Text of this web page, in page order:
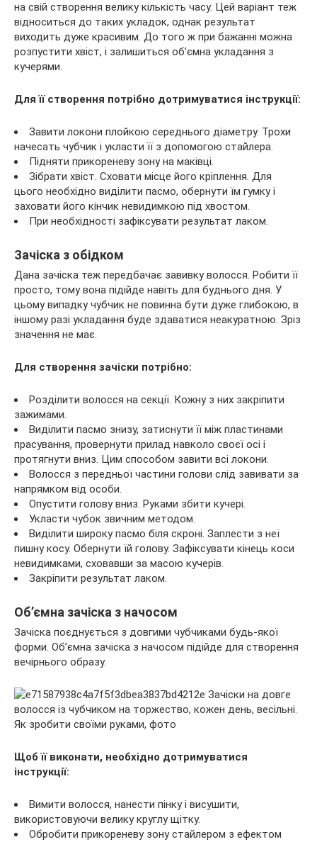
на свій створення велику кількість часу. Цей варіант теж
відноситься до таких укладок, однак результат
виходить дуже красивим. До того ж при бажанні можна
розпустити хвіст, і залишиться об’ємна укладання з
кучерями.
Для її створення потрібно дотримуватися інструкції:
Завити локони плойкою середнього діаметру. Трохи
начесать чубчик і укласти її з допомогою стайлера.
Підняти прикореневу зону на маківці.
Зібрати хвіст. Сховати місце його кріплення. Для
цього необхідно виділити пасмо, обернути їм гумку і
заховати його кінчик невидимкою під хвостом.
При необхідності зафіксувати результат лаком.
Зачіска з обідком
Дана зачіска теж передбачає завивку волосся. Робити її
просто, тому вона підійде навіть для буднього дня. У
цьому випадку чубчик не повинна бути дуже глибокою, в
іншому разі укладання буде здаватися неакуратною. Зріз
значення не має.
Для створення зачіски потрібно:
Розділити волосся на секції. Кожну з них закріпити
зажимами.
Виділити пасмо знизу, затиснути її між пластинами
прасування, провернути прилад навколо своєї осі і
протягнути вниз. Цим способом завити всі локони.
Волосся з передньої частини голови слід завивати за
напрямком від особи.
Опустити голову вниз. Руками збити кучері.
Укласти чубок звичним методом.
Виділити широку пасмо біля скроні. Заплести з неї
пишну косу. Обернути їй голову. Зафіксувати кінець коси
невидимками, сховавши за масою кучерів.
Закріпити результат лаком.
Об’ємна зачіска з начосом
Зачіска поєднується з довгими чубчиками будь-якої
форми. Об’ємна зачіска з начосом підійде для створення
вечірнього образу.
Щоб її виконати, необхідно дотримуватися
інструкції:
Вимити волосся, нанести пінку і висушити,
використовуючи велику круглу щітку.
Обробити прикореневу зону стайлером з ефектом